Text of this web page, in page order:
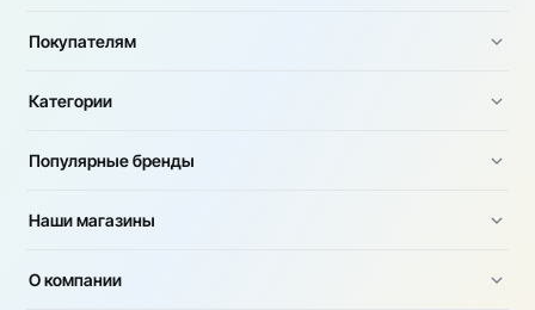
Покупателям
Категории
Популярные бренды
Наши магазины
О компании